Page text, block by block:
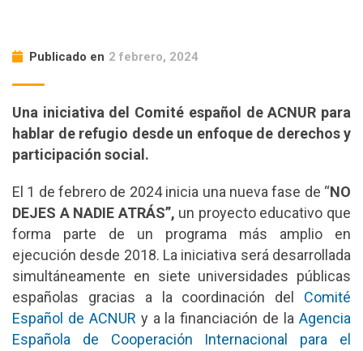
Publicado en 2 febrero, 2024
Una iniciativa del Comité español de ACNUR para
hablar de refugio desde un enfoque de derechos y
participación social.
El 1 de febrero de 2024 inicia una nueva fase de “NO
DEJES A NADIE ATRÁS”, un proyecto educativo que
forma parte de un programa más amplio en
ejecución desde 2018. La iniciativa será desarrollada
simultáneamente en siete universidades públicas
españolas gracias a la coordinación del Comité
Español de ACNUR y a la financiación de laAgencia
Española de Cooperación Internacional para el